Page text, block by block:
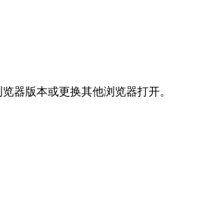
器版本或更换其他浏览器打开。